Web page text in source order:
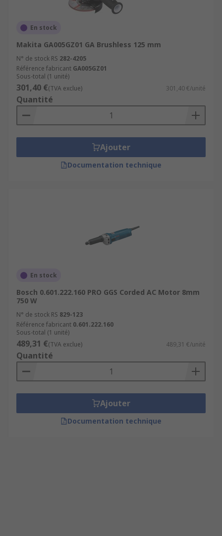
En stock
Makita GA005GZ01 GA Brushless 125 mm
N° de stock RS 282-4205
Référence fabricant GA005GZ01
Sous-total (1 unité)
301,40 €(TVA exclue) 301,40 €/unité
Quantité
Ajouter
Documentation technique
En stock
Bosch 0.601.222.160 PRO GGS Corded AC Motor 8mm
750 W
N° de stock RS 829-123
Référence fabricant 0.601.222.160
Sous-total (1 unité)
489,31 €(TVA exclue) 489,31 €/unité
Quantité
Ajouter
Documentation technique